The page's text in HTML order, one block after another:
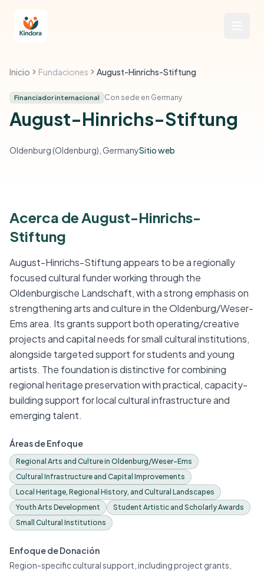
Inicio Fundaciones August-Hinrichs-Stiftung
Financiador internacional Con sede en Germany
August-Hinrichs-Stiftung
Oldenburg (Oldenburg), GermanySitio web
Acerca de August-Hinrichs-
Stiftung
August-Hinrichs-Stiftung appears to be a regionally
focused cultural funder working through the
Oldenburgische Landschaft, with a strong emphasis on
strengthening arts and culture in the Oldenburg/Weser-
Ems area. Its grants support both operating/creative
projects and capital needs for small cultural institutions,
alongside targeted support for students and young
artists. The foundation is distinctive for combining
regional heritage preservation with practical, capacity-
building support for local cultural infrastructure and
emerging talent.
Áreas de Enfoque
Regional Arts and Culture in Oldenburg/Weser-Ems
Cultural Infrastructure and Capital Improvements
Local Heritage, Regional History, and Cultural Landscapes
Youth Arts Development
Student Artistic and Scholarly Awards
Small Cultural Institutions
Enfoque de Donación
Region-specific cultural support, including project grants,